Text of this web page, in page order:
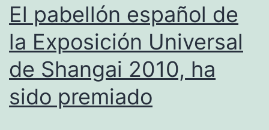
El pabellón español de
la Exposición Universal
de Shangai 2010, ha
sido premiado